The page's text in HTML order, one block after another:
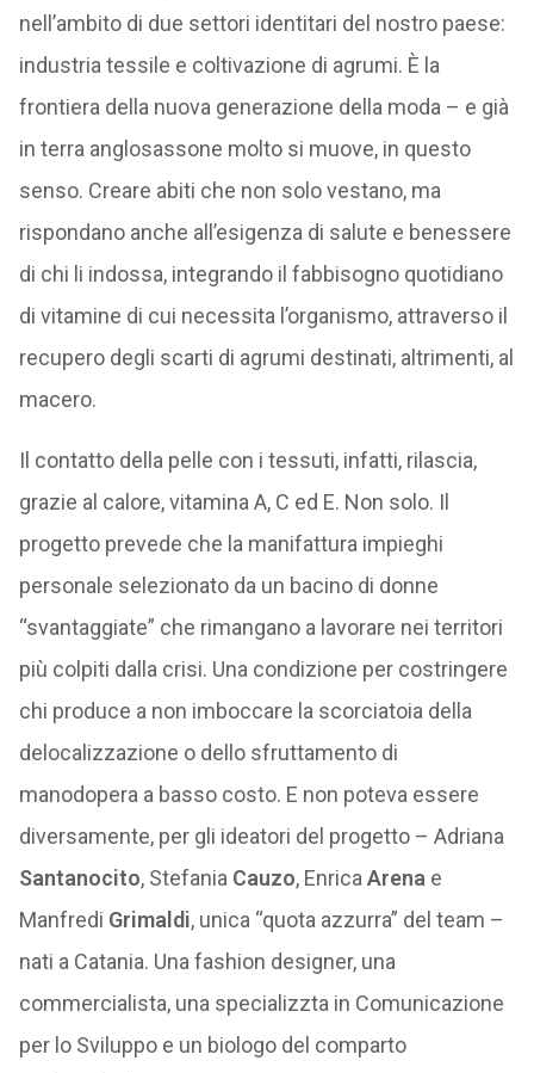
nell’ambito di due settori identitari del nostro paese:
industria tessile e coltivazione di agrumi. È la
frontiera della nuova generazione della moda – e già
in terra anglosassone molto si muove, in questo
senso. Creare abiti che non solo vestano, ma
rispondano anche all’esigenza di salute e benessere
di chi li indossa, integrando il fabbisogno quotidiano
di vitamine di cui necessita l’organismo, attraverso il
recupero degli scarti di agrumi destinati, altrimenti, al
macero.
Il contatto della pelle con i tessuti, infatti, rilascia,
grazie al calore, vitamina A, C ed E. Non solo. Il
progetto prevede che la manifattura impieghi
personale selezionato da un bacino di donne
“svantaggiate” che rimangano a lavorare nei territori
più colpiti dalla crisi. Una condizione per costringere
chi produce a non imboccare la scorciatoia della
delocalizzazione o dello sfruttamento di
manodopera a basso costo. E non poteva essere
diversamente, per gli ideatori del progetto – Adriana
Santanocito, Stefania Cauzo, Enrica Arena e
Manfredi Grimaldi, unica “quota azzurra” del team –
nati a Catania. Una fashion designer, una
commercialista, una specializzta in Comunicazione
per lo Sviluppo e un biologo del comparto